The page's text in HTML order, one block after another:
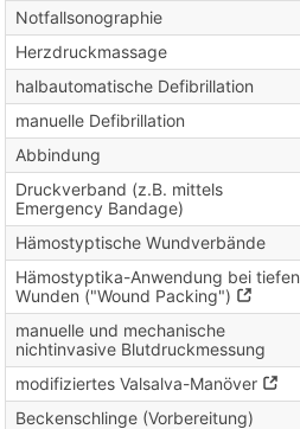
Notfallsonographie
Herzdruckmassage
halbautomatische Defibrillation
manuelle Defibrillation
Abbindung
Druckverband (z.B. mittels
Emergency Bandage)
Hämostyptische Wundverbände
Hämostyptika-Anwendung bei tiefen
Wunden ("Wound Packing")
manuelle und mechanische
nichtinvasive Blutdruckmessung
modifiziertes Valsalva-Manöver
Beckenschlinge (Vorbereitung)